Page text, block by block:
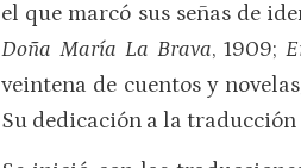
el que marcó sus señas de
Doña María La Brava, 1909;
veintena de cuentos y
Su dedicación a la